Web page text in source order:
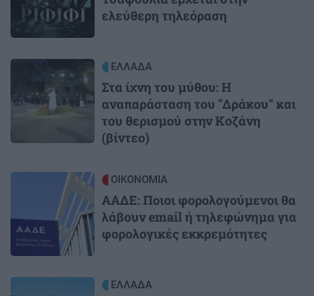
ελεύθερη τηλεόραση
ΕΛΛΑΔΑ
Στα ίχνη του μύθου: Η
αναπαράσταση του "Δράκου" και
του θερισμού στην Κοζάνη
(βίντεο)
ΟΙΚΟΝΟΜΙΑ
ΑΑΔΕ: Ποιοι φορολογούμενοι θα
λάβουν email ή τηλεφώνημα για
φορολογικές εκκρεμότητες
ΕΛΛΑΔΑ